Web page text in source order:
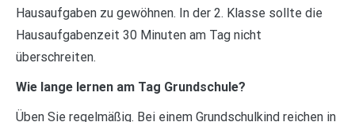
Hausaufgaben zu gewöhnen. In der 2. Klasse sollte die
Hausaufgabenzeit 30 Minuten am Tag nicht
überschreiten.
Wie lange lernen am Tag Grundschule?
Üben Sie regelmäßig. Bei einem Grundschulkind reichen in